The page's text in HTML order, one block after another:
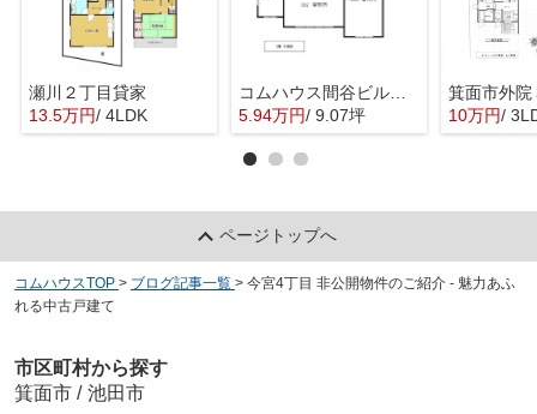
瀬川２丁目貸家
13.5万円/ 4LDK
コムハウス間谷ビル 3階
5.94万円/ 9.07坪 10万円/
ページトップへ
コムハウスTOP > ブログ記事一覧 > 今宮4丁目 非公開物件のご紹介 - 魅力あふ
れる中古戸建て
市区町村から探す
箕面市 / 池田市